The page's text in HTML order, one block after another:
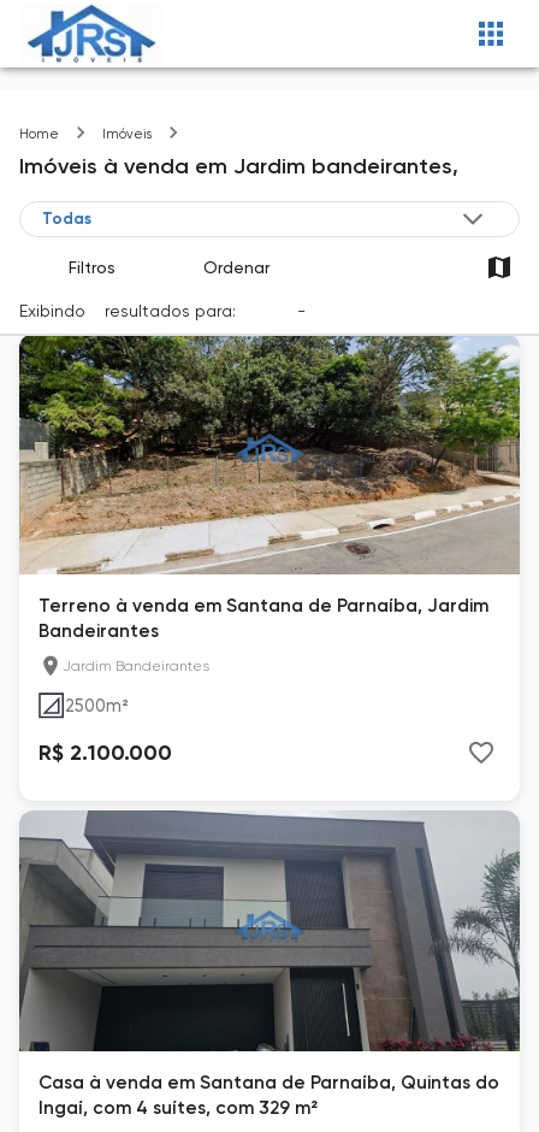
Home Imóveis
Imóveis à venda em Jardim bandeirantes,
Filtros Ordenar
Exibindo resultados para: -
Terreno à venda em Santana de Parnaíba, Jardim
Bandeirantes
Jardim Bandeirantes
2500m²
R$ 2.100.000
Casa à venda em Santana de Parnaíba, Quintas do
Ingaí, com 4 suítes, com 329 m²